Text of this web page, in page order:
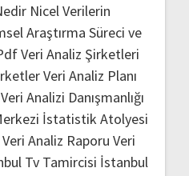
Nicel Verilerin
Araştırma Süreci ve
Veri Analiz Şirketleri
Veri Analiz Planı
Veri Analizi Danışmanlığı
İstatistik Atolyesi
Veri Analiz Raporu Veri
Tv Tamircisi İstanbul